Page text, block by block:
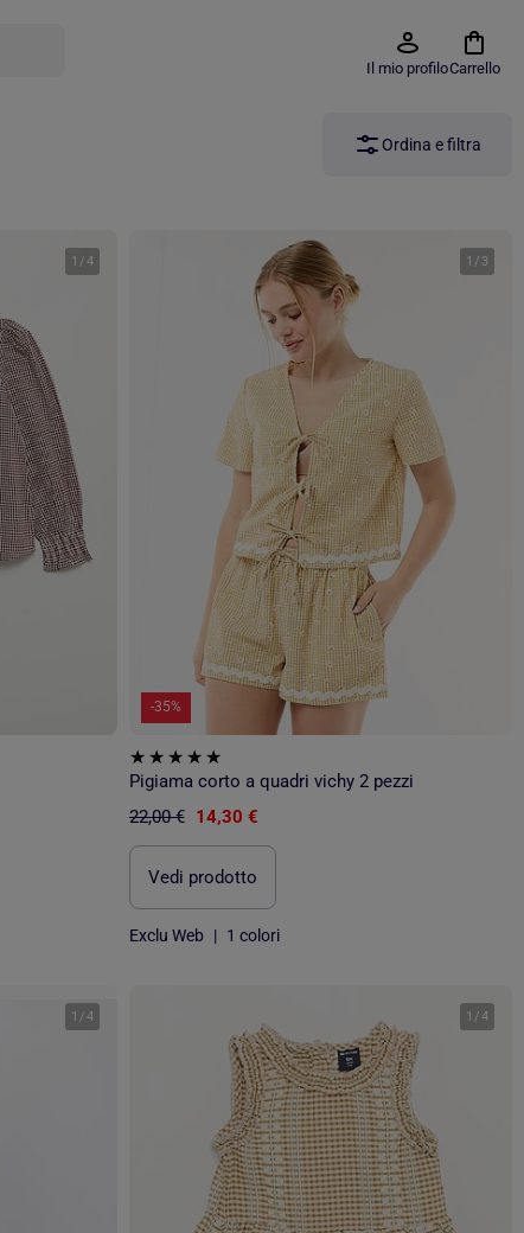
Il mio profiloCarrello
Ordina e filtra
1 /4 1 / 3
-35%
Pigiama corto a quadri vichy 2 pezzi
22,00 € 14,30 €
Vedi prodotto
Exclu Web | 1 colori
1 /4 1 /4